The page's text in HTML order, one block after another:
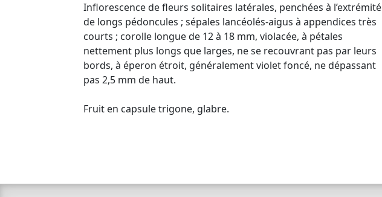
Inflorescence de fleurs solitaires latérales, penchées à l’extrémité
de longs pédoncules ; sépales lancéolés-aigus à appendices très
courts ; corolle longue de 12 à 18 mm, violacée, à pétales
nettement plus longs que larges, ne se recouvrant pas par leurs
bords, à éperon étroit, généralement violet foncé, ne dépassant
pas 2,5 mm de haut.
Fruit en capsule trigone, glabre.